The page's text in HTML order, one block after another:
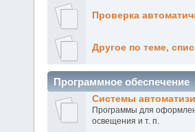
Проверка
Другое по теме,
Программное обеспечение
Системы
Программы для
освещения и т. п.